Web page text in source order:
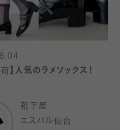
荷】人気のラメソックス！
靴下屋
エスパル仙台